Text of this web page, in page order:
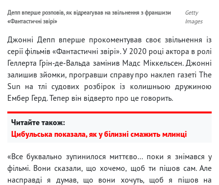
Депп вперше розповів, як відреагував на звільнення з франшизи
«Фантастичні звірі»
Getty
Images
Джонні Депп вперше прокоментував своє звільнення із
серії фільмів «Фантастичні звірі». У 2020 році актора в ролі
Геллерта Грін-де-Вальда замінив Мадс Міккельсен. Джонні
залишив зйомки, програвши справу про наклеп газеті The
Sun на тлі судових розбірок із колишньою дружиною
Ембер Герд. Тепер він відверто про це говорить.
Читайте також:
Цибульська показала, як у білизні смажить млинці
«Все буквально зупинилося миттєво… поки я знімався у
фільмі. Вони сказали, що хочемо, щоб ти пішов сам. Але
насправді я думав, що вони хочуть, щоб я пішов на